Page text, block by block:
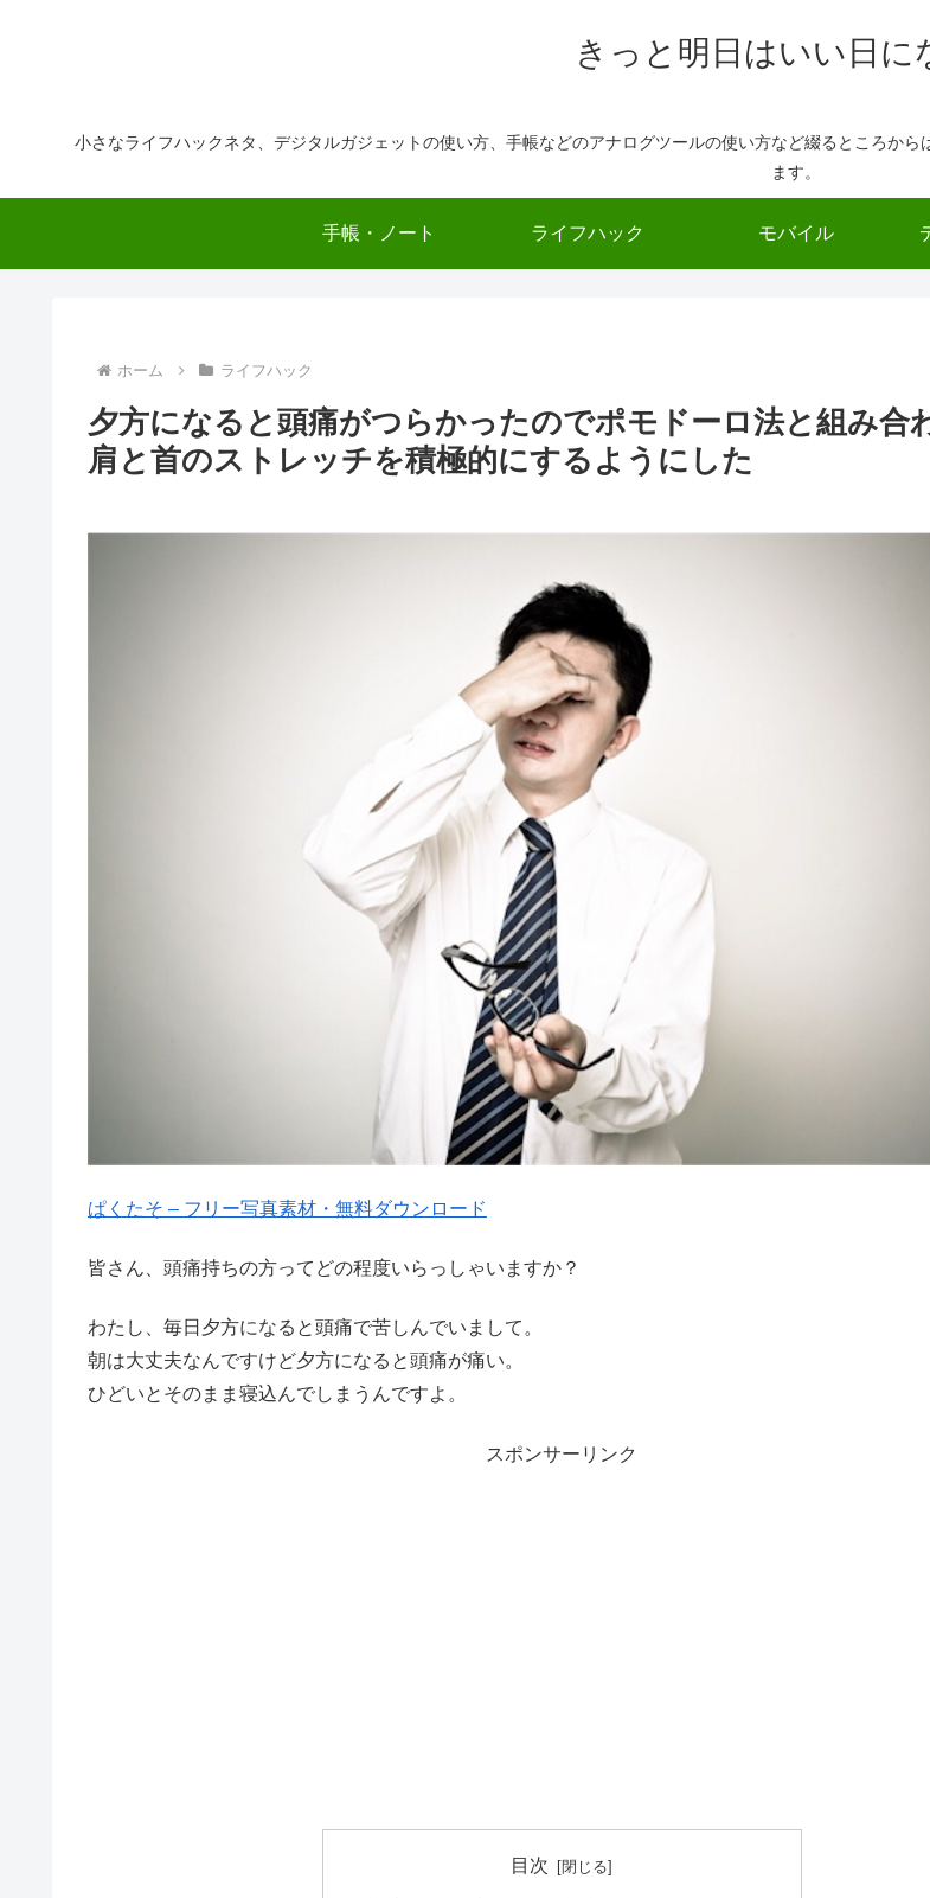
きっと明日はいい日に
小さなライフハックネタ、デジタルガジェットの使い方、手帳などのアナログツールの使い方など綴るところか
ます。
手帳・ノート ライフハック モバイル
ホーム ライフハック
夕方になると頭痛がつらかったのでポモドーロ法と組み合
肩と首のストレッチを積極的にするようにした
ぱくたそ – フリー写真素材・無料ダウンロード
皆さん、頭痛持ちの方ってどの程度いらっしゃいますか？
わたし、毎日夕方になると頭痛で苦しんでいまして。
朝は大丈夫なんですけど夕方になると頭痛が痛い。
ひどいとそのまま寝込んでしまうんですよ。
スポンサーリンク
目次